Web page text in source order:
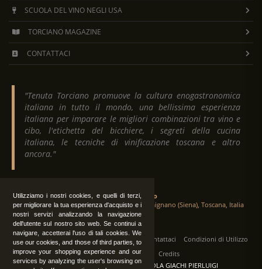
Utilizziamo i nostri cookies, e quelli di terzi,
per migliorare la tua esperienza d'acquisto e i
nostri servizi analizzando la navigazione
dell'utente sul nostro sito web. Se continui a
navigare, accetterai l'uso di tali cookies. We
use our cookies, and those of third parties, to
improve your shopping experience and our
services by analyzing the user's browsing on
SCUOLA DEL VINO NEGLI USA
TORCIANO MAGAZINE
CONTATTACI
"Tenuta Torciano promuove la cultura enogastronomica
italiana in tutto il mondo, una bellissima esperienza
italiana per imparare le migliori combinazioni tra vino e
cibo, l'etichetta del bicchiere, i segreti della cucina
italiana, le tecniche di vinificazione toscana e altro
ancora."
Tenuta Torciano
Via Crocetta 16, Loc. Ulignano 53037 San Gimignano (Siena), Toscana, Italia
Tutti i diritti sono riservati | Operatori Contattaci
Condizioni di Utilizzo
Privacy
Albo Fornitori
Credits
TENUTA TORCIANO AZIENDA AGRICOLA GIACHI PIERLUIGI